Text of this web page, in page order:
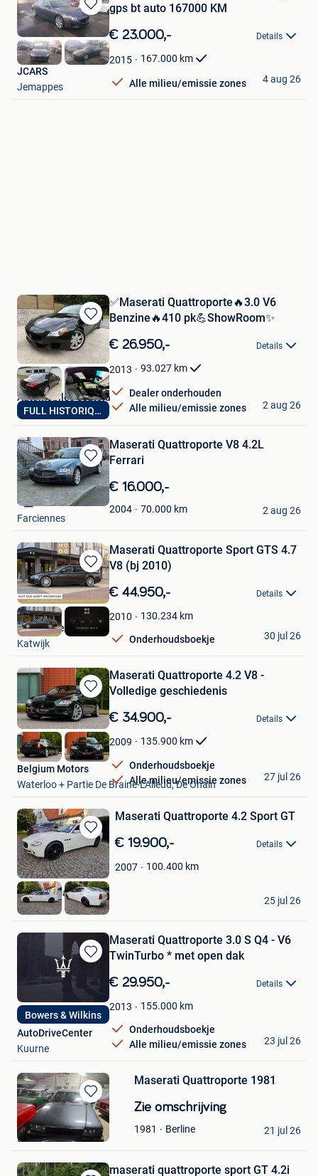
Bewaren
in
Mijn
Favorieten
gps bt auto 167000 KM
€ 23.000,- Details
2015 167.000 km
Alle milieu/emissie zones
JCARS
Jemappes
4 aug 26
Bewaren
in
Mijn
Favorieten
FULL HISTORIQUE
✅Maserati Quattroporte🔥3.0 V6
Benzine🔥410 pk💪ShowRoom✨
€ 26.950,- Details
2013 93.027 km
Dealer onderhouden
Alle milieu/emissie zones
Automobiles Scatola
Couillet
2 aug 26
Bewaren
in
Mijn
Favorieten
Maserati Quattroporte V8 4.2L
Ferrari
€ 16.000,-
2004 70.000 km
--__--
Farciennes
2 aug 26
Bewaren
in
Mijn
Favorieten
Maserati Quattroporte Sport GTS 4.7
V8 (bj 2010)
€ 44.950,- Details
2010 130.234 km
Onderhoudsboekje
HooG Selections
Katwijk
30 jul 26
Bewaren
in
Mijn
Favorieten
Maserati Quattroporte 4.2 V8 -
Volledige geschiedenis
€ 34.900,- Details
2009 135.900 km
Onderhoudsboekje
Alle milieu/emissie zones
Belgium Motors
Waterloo + Partie De Braine-L'Alleud, De Ohain
27 jul 26
Bewaren
in
Mijn
Favorieten
Maserati Quattroporte 4.2 Sport GT
€ 19.900,- Details
2007 100.400 km
De Wulf Mathieu
Nevele
25 jul 26
Bewaren
in
Mijn
Favorieten
Bowers & Wilkins
Maserati Quattroporte 3.0 S Q4 - V6
TwinTurbo * met open dak
€ 29.950,- Details
2013 155.000 km
Onderhoudsboekje
Alle milieu/emissie zones
AutoDriveCenter
Kuurne
23 jul 26
Bewaren
in
Mijn
Favorieten
Maserati Quattroporte 1981
Zie omschrijving
1981 Berline
r
Lommel
21 jul 26
maserati quattroporte sport GT 4.2i